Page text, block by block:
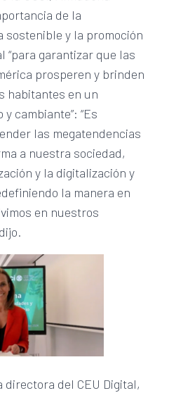
de la
sostenible y la promoción
“para garantizar que las
prosperen y brinden
habitantes en un
cambiante”: “Es
las megatendencias
a nuestra sociedad,
y la digitalización y
la manera en
en nuestros
directora del CEU Digital,